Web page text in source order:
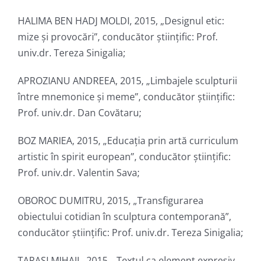
HALIMA BEN HADJ MOLDI, 2015, „Designul etic:
mize și provocări”, conducător ştiinţific: Prof.
univ.dr. Tereza Sinigalia;
APROZIANU ANDREEA, 2015, „Limbajele sculpturii
între mnemonice și meme”, conducător ştiinţific:
Prof. univ.dr. Dan Covătaru;
BOZ MARIEA, 2015, „Educația prin artă curriculum
artistic în spirit european”, conducător ştiinţific:
Prof. univ.dr. Valentin Sava;
OBOROC DUMITRU, 2015, „Transfigurarea
obiectului cotidian în sculptura contemporană”,
conducător ştiinţific: Prof. univ.dr. Tereza Sinigalia;